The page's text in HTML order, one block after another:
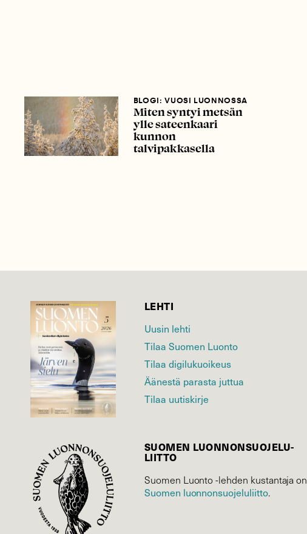
BLOGI: VUOSI LUONNOSSA
Miten syntyi metsän
ylle sateenkaari
kunnon
talvipakkasella
LEHTI
Uusin lehti
Tilaa Suomen Luonto
Tilaa digilukuoikeus
Äänestä parasta juttua
Tilaa uutiskirje
SUOMEN LUONNON­SUOJELU­
LIITTO
Suomen Luonto -lehden kustantaja on
Suomen luonnonsuojelu­liitto.